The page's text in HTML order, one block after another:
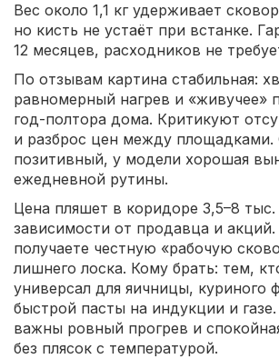
Вес около 1,1 кг удерживает
но кисть не устаёт при встанке.
12 месяцев, расходников не
По отзывам картина стабильная:
равномерный нагрев и «живучее»
год-полтора дома. Критикуют
и разброс цен между
позитивный, у модели хорошая
ежедневной рутины.
Цена пляшет в коридоре 3,5–8
зависимости от продавца и акций.
получаете честную «рабочую
лишнего лоска. Кому брать: тем,
универсал для яичницы, куриного
быстрой пасты на индукции и
важны ровный прогрев и
без плясок с температурой.